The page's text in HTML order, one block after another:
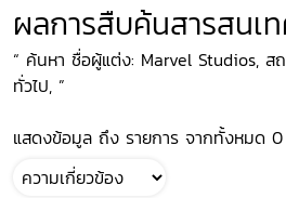
ผลการสืบค้นสารสนเ
“ ค้นหา ชื่อผู้แต่ง: Marvel Studios, ส
ทั่วไป, ”
แสดงข้อมูล ถึง รายการ จากทั้งหมด 0